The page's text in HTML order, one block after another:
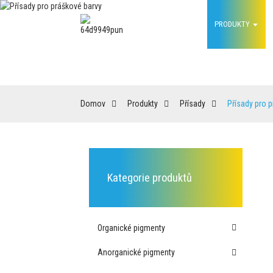
PRODUKTY
Domov Produkty Přísady Přísady pro
Kategorie produktů
Organické pigmenty
Anorganické pigmenty